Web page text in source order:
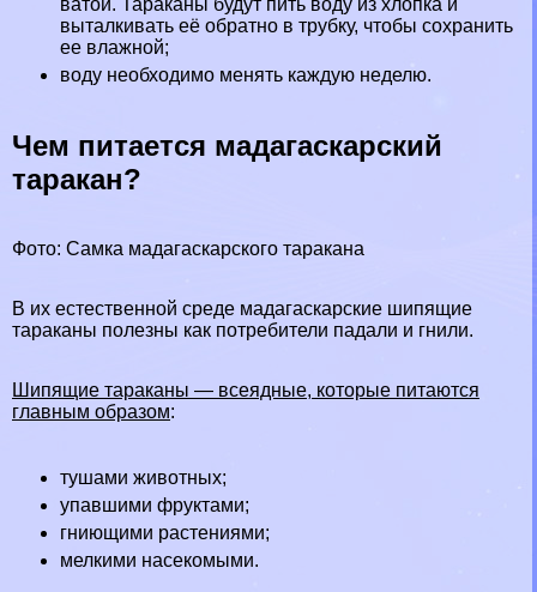
выталкивать её обратно в трубку, чтобы сохранить
ее влажной;
воду необходимо менять каждую неделю.
Чем питается мадагаскарский
таpaкан?
Фото: Самка мадагаскарского таpaкана
В их естественной среде мадагаскарские шипящие
таpaканы полезны как потребители падали и гнили.
Шипящие таpaканы — всеядные, которые питаются
главным образом:
тушами животных;
упавшими фруктами;
гниющими растениями;
мелкими насекомыми.